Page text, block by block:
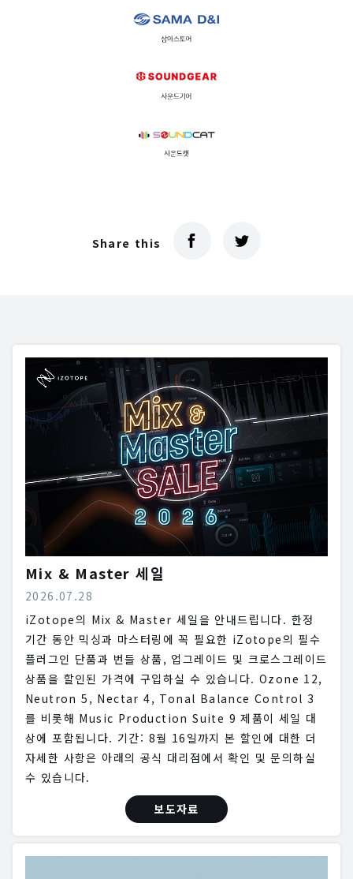
Share this
Mix & Master 세일
2026.07.28
iZotope의 Mix & Master 세일을 안내드립니다. 한정
기간 동안 믹싱과 마스터링에 꼭 필요한 iZotope의 필수
플러그인 단품과 번들 상품, 업그레이드 및 크로스그레이드
상품을 할인된 가격에 구입하실 수 있습니다. Ozone 12,
Neutron 5, Nectar 4, Tonal Balance Control 3
를 비롯해 Music Production Suite 9 제품이 세일 대
상에 포함됩니다. 기간: 8월 16일까지 본 할인에 대한 더
자세한 사항은 아래의 공식 대리점에서 확인 및 문의하실
수 있습니다.
보도자료